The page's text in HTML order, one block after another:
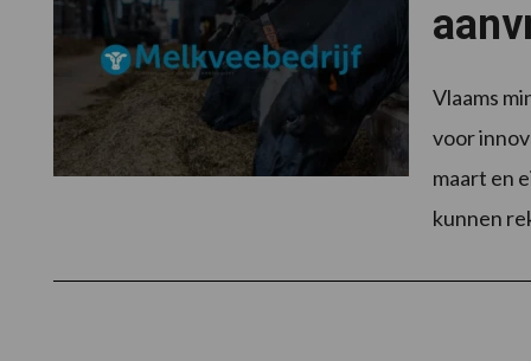
Vlaams
voor
maart en
kunnen